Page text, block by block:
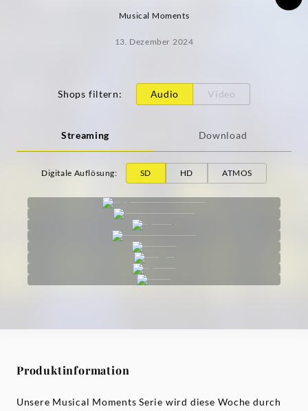
Musical Moments
13. Dezember 2024
Shops filtern: Audio Video
Streaming Download
Digitale Auflösung: SD HD ATMOS
Produktinformation
Unsere Musical Moments Serie wird diese Woche durch